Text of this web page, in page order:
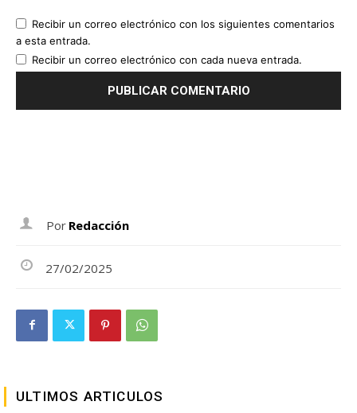
Recibir un correo electrónico con los siguientes comentarios
a esta entrada.
Recibir un correo electrónico con cada nueva entrada.
Por Redacción
27/02/2025
ULTIMOS ARTICULOS